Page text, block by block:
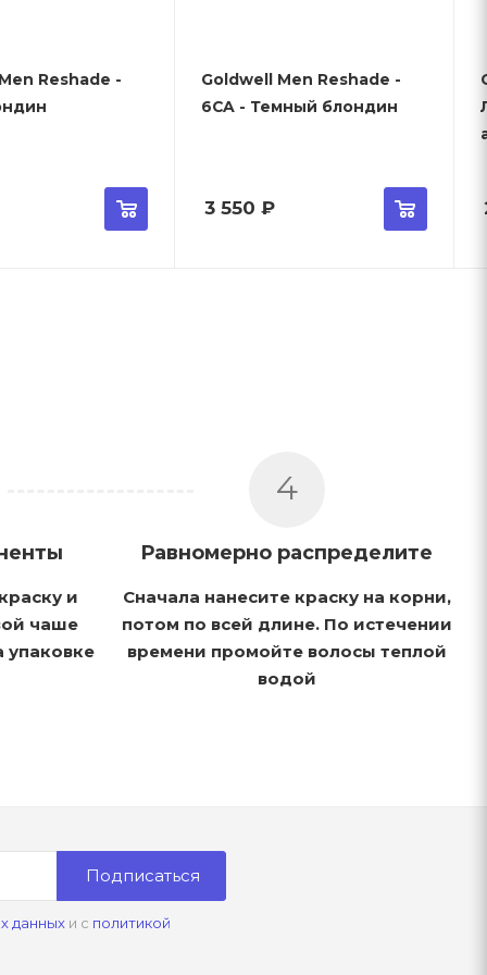
Reshade -
Goldwell Men Reshade -
6CA - Темный блондин
3 550 ₽
и
чаше
упаковке
4
Равномерно распределите
Сначала нанесите краску на корни,
потом по всей длине. По истечении
времени промойте волосы теплой
водой
Подписаться
данныхи с политикой